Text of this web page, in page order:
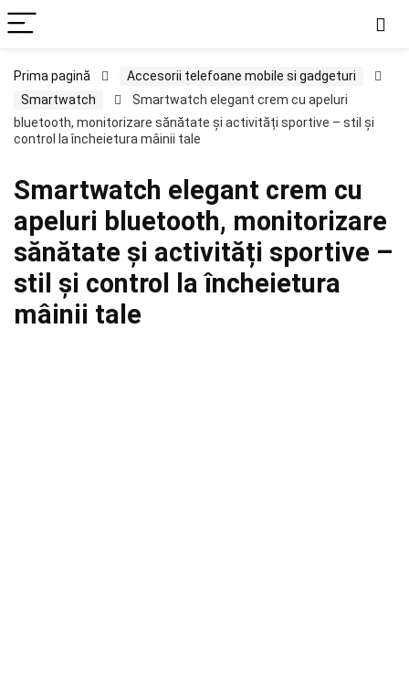
Prima pagină
Accesorii telefoane mobile si gadgeturi
Smartwatch
Smartwatch elegant crem cu apeluri
bluetooth, monitorizare sănătate și activități sportive – stil și
control la încheietura mâinii tale
Smartwatch elegant crem cu
apeluri bluetooth, monitorizare
sănătate și activități sportive –
stil și control la încheietura
mâinii tale